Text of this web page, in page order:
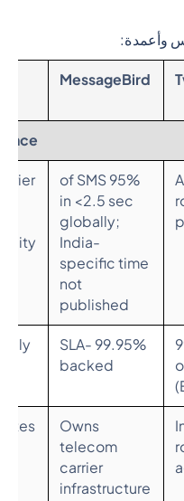
وأعمدة:
MessageBird
95% of SMS
in <2.5 sec
globally;
India-
specific time
not
published
99.95% SLA-
backed
Owns
telecom
carrier
infrastructure